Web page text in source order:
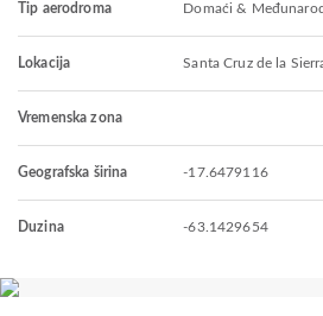
Tip aerodroma Domaći &
Lokacija Santa Cruz de la
Vremenska zona
Geografska širina -17.6479116
Duzina -63.1429654